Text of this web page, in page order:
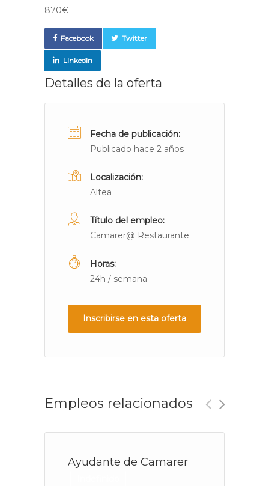
870€
Facebook Twitter
LinkedIn
Detalles de la oferta
Fecha de publicación:
Publicado hace 2 años
Localización:
Altea
Título del empleo:
Camarer@ Restaurante
Horas:
24h / semana
Inscribirse en esta oferta
Empleos relacionados
Ayudante de Camarer